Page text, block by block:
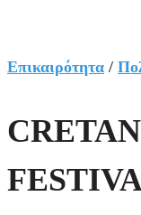
Επικαιρότητα /